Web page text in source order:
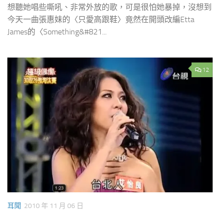
想聽她唱些嘶吼、非常外放的歌，可是很怕她暴掉，沒想到
今天一曲張惠妹的〈只愛高跟鞋〉竟然在開頭改編Etta
James的〈Something&#821...
12
耳聞 2010 年 11 月 06 日